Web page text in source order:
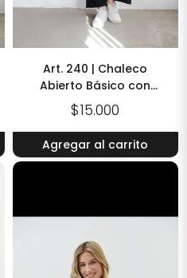
Art. 240 | Chaleco
Abierto Básico con
Bolsillos de Hilo Bremer
$15.000
Agregar al carrito